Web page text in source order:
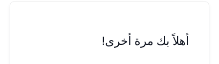
أهلاً بك مرة أخرى!